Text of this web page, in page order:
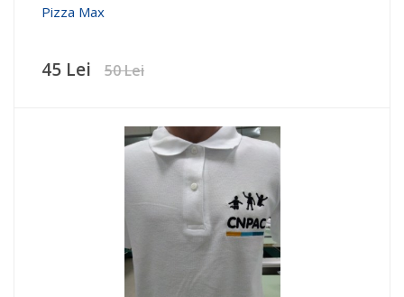
Pizza Max
45 Lei 50 Lei